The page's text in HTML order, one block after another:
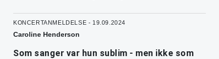
KONCERTANMELDELSE - 19.09.2024
Caroline Henderson
Som sanger var hun sublim - men ikke som